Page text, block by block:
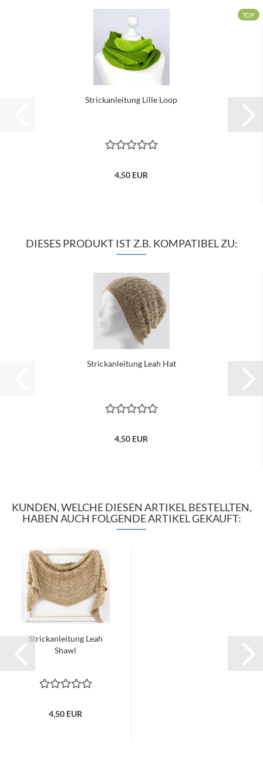
TOP
Strickanleitung Lille Loop
4,50 EUR
DIESES PRODUKT IST Z.B. KOMPATIBEL ZU:
Strickanleitung Leah Hat
4,50 EUR
KUNDEN, WELCHE DIESEN ARTIKEL BESTELLTEN,
HABEN AUCH FOLGENDE ARTIKEL GEKAUFT:
Strickanleitung Leah
Shawl
4,50 EUR